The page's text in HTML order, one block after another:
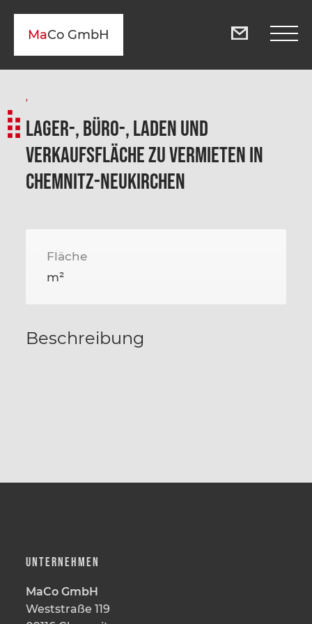
MaCo GmbH
,
Lager-, Büro-, Laden und
Verkaufsfläche zu vermieten in
Chemnitz-Neukirchen
Fläche
m²
Beschreibung
UNTERNEHMEN
MaCo GmbH
Weststraße 119